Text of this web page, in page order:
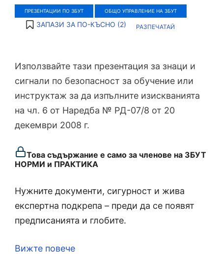
ПРЕЗЕНТАЦИИ ПО ЗБУТ ОБЩО УПРАВЛЕНИЕ НА ЗБУТ
ЗАПАЗИ ЗА ПО-КЪСНО (2) РАЗПЕЧАТАЙ
Използвайте тази презентация за знаци и
сигнали по безопасност за обучение или
инструктаж за да изпълните изискванията
на чл. 6 от Наредба № РД-07/8 от 20
декември 2008 г.
Това съдържание е само за членове на ЗБУТ
НОРМИ и ПРАКТИКА
Нужните документи, сигурност и жива
експертна подкрепа – преди да се появят
предписанията и глобите.
Вижте повече